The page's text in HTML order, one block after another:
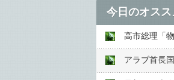
今日のオス
アラブ首長